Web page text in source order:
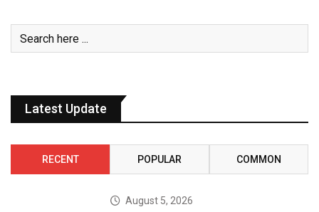
Latest Update
RECENT POPULAR COMMON
August 5, 2026